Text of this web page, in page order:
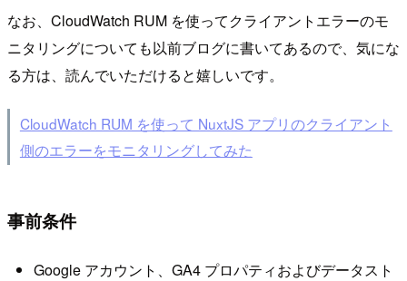
なお、CloudWatch RUM を使ってクライアントエラーのモ
ニタリングについても以前ブログに書いてあるので、気にな
る方は、読んでいただけると嬉しいです。
CloudWatch RUM を使って NuxtJS アプリのクライアント
側のエラーをモニタリングしてみた
事前条件
Google アカウント、GA4 プロパティおよびデータスト